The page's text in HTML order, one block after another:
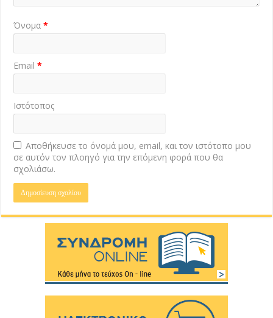
Όνομα*
Email*
Ιστότοπος
Αποθήκευσε το όνομά μου, email, και τον ιστότοπο μου
σε αυτόν τον πλοηγό για την επόμενη φορά που θα
σχολιάσω.